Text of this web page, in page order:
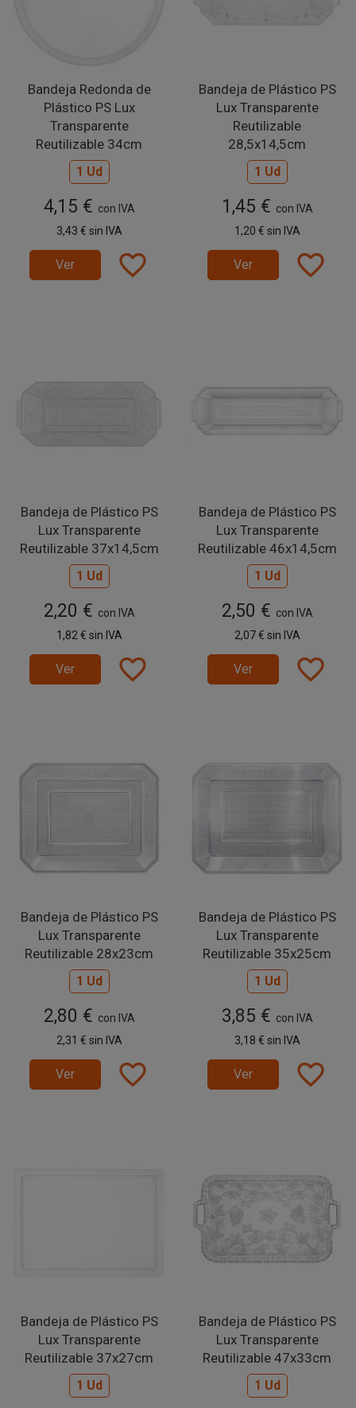
Bandeja Redonda de
Plástico PS Lux
Transparente
Reutilizable 34cm
1 Ud
4,15 € con IVA
3,43 € sin IVA
Ver favorite_border
Bandeja de Plástico PS
Lux Transparente
Reutilizable
28,5x14,5cm
1 Ud
1,45 € con IVA
1,20 € sin IVA
Ver favorite_border
Bandeja de Plástico PS
Lux Transparente
Reutilizable 37x14,5cm
1 Ud
2,20 € con IVA
1,82 € sin IVA
Ver favorite_border
Bandeja de Plástico PS
Lux Transparente
Reutilizable 46x14,5cm
1 Ud
2,50 € con IVA
2,07 € sin IVA
Ver favorite_border
Bandeja de Plástico PS
Lux Transparente
Reutilizable 28x23cm
1 Ud
2,80 € con IVA
2,31 € sin IVA
Ver favorite_border
Bandeja de Plástico PS
Lux Transparente
Reutilizable 35x25cm
1 Ud
3,85 € con IVA
3,18 € sin IVA
Ver favorite_border
Bandeja de Plástico PS
Lux Transparente
Reutilizable 37x27cm
1 Ud
Bandeja de Plástico PS
Lux Transparente
Reutilizable 47x33cm
1 Ud